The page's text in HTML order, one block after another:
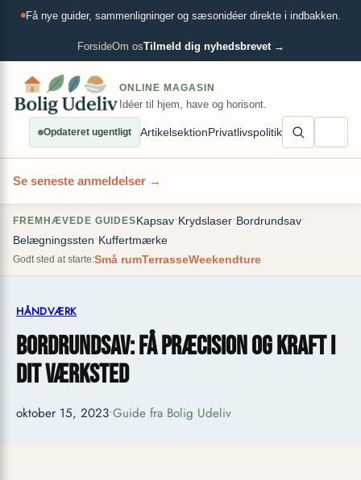
SpringFå nye guider, sammenligninger og sæsonidéer direkte i indbakken.
ForsideOm osTilmeld dig nyhedsbrevet →
ONLINE MAGASIN
Idéer til hjem, have og horisont.
Opdateret ugentligt ArtikelsektionPrivatlivspolitik
Se seneste anmeldelser →
FREMHÆVEDE GUIDESKapsav•Krydslaser•Bordrundsav•
Belægningssten•Kuffertmærke
Godt sted at starte:Små rumTerrasseWeekendture
HÅNDVÆRK
Bordrundsav: Få præcision og kraft i
dit værksted
oktober 15, 2023•Guide fra Bolig Udeliv